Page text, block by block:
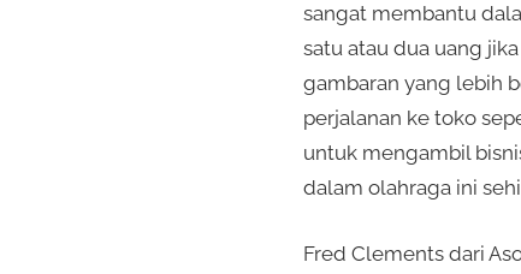
sangat membantu
satu atau dua uang
gambaran yang lebih
perjalanan ke toko
untuk mengambil
dalam olahraga ini
Fred Clements dari